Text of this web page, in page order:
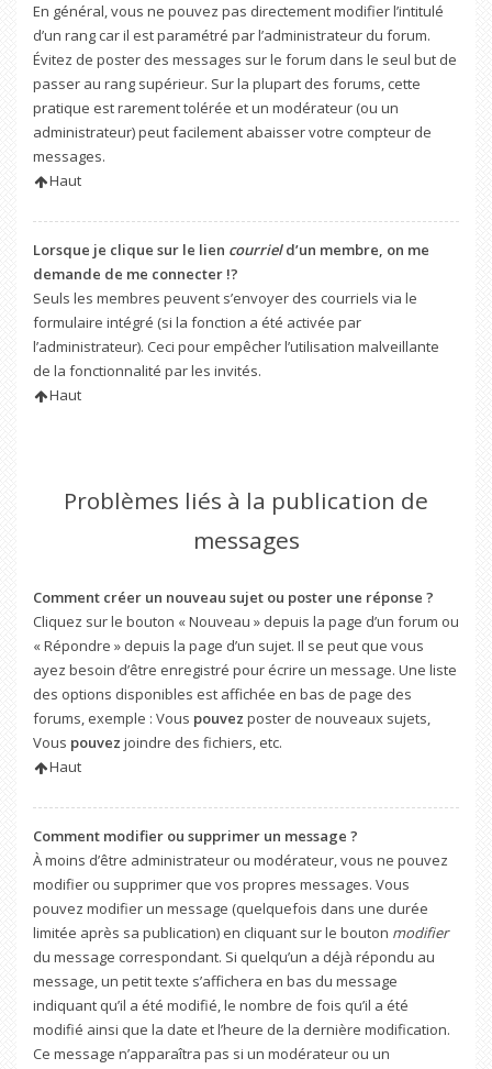
En général, vous ne pouvez pas directement modifier l’intitulé
d’un rang car il est paramétré par l’administrateur du forum.
Évitez de poster des messages sur le forum dans le seul but de
passer au rang supérieur. Sur la plupart des forums, cette
pratique est rarement tolérée et un modérateur (ou un
administrateur) peut facilement abaisser votre compteur de
messages.
Haut
Lorsque je clique sur le lien courrield’un membre, on me
demande de me connecter !?
Seuls les membres peuvent s’envoyer des courriels via le
formulaire intégré (si la fonction a été activée par
l’administrateur). Ceci pour empêcher l’utilisation malveillante
de la fonctionnalité par les invités.
Haut
Problèmes liés à la publication de
messages
Comment créer un nouveau sujet ou poster une réponse ?
Cliquez sur le bouton « Nouveau » depuis la page d’un forum ou
« Répondre » depuis la page d’un sujet. Il se peut que vous
ayez besoin d’être enregistré pour écrire un message. Une liste
des options disponibles est affichée en bas de page des
forums, exemple : Vous pouvez poster de nouveaux sujets,
Vous pouvez joindre des fichiers, etc.
Haut
Comment modifier ou supprimer un message ?
À moins d’être administrateur ou modérateur, vous ne pouvez
modifier ou supprimer que vos propres messages. Vous
pouvez modifier un message (quelquefois dans une durée
limitée après sa publication) en cliquant sur le bouton modifier
du message correspondant. Si quelqu’un a déjà répondu au
message, un petit texte s’affichera en bas du message
indiquant qu’il a été modifié, le nombre de fois qu’il a été
modifié ainsi que la date et l’heure de la dernière modification.
Ce message n’apparaîtra pas si un modérateur ou un